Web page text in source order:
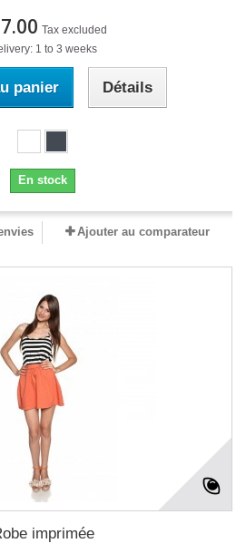
Tax excluded
1 to 3 weeks
panier Détails
En stock
Ajouter au comparateur
imprimée